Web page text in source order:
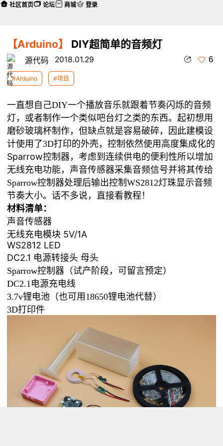
【Arduino】 DIY超简单的音频灯
源代码 2018.01.29 6
#Arduino #项目
一直想自己DIY一个播放音乐就跟着节奏闪烁的音频
灯，或者制作一个类似吧台灯之类的东西。起初想用
磨砂玻璃杯制作，但缺点就是容易破碎，因此建模设
计使用了3D打印的外壳，控制依然使用高度集成化的
Sparrow控制器，考虑到连续供电的便利性所以增加
无线充电功能，声音传感器采集音频信号并将其传给
Sparrow控制器处理后输出控制WS2812灯珠显示音频
节奏大小。话不多说，直接看教程！
材料清单：
声音传感器
无线充电模块 5V/1A
WS2812 LED
DC2.1 电源转接头 母头
Sparrow控制器（试产阶段，可留言预定）
DC2.1电源充电线
3.7v锂电池（也可用 18650锂电池代替）
3D打印件
社区首页 论坛 商城 登录